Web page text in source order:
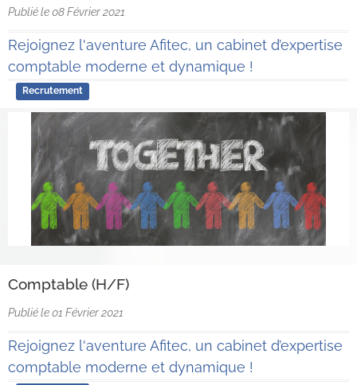
Publié le 08 Février 2021
Rejoignez l'aventure Afitec, un cabinet d’expertise
comptable moderne et dynamique !
Recrutement
Comptable (H/F)
Publié le 01 Février 2021
Rejoignez l'aventure Afitec, un cabinet d’expertise
comptable moderne et dynamique !